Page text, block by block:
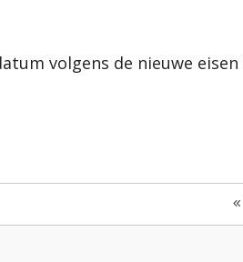
volgens de nieuwe